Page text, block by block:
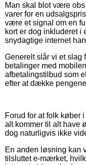
Man skal blot være
varer for en
være et signal om en
kort er dog inkluderet i
snydagtige internet
Generelt slår vi et slag
betalinger med
afbetalingstilbud som
efter at dække
Forud for at folk køber
alt kommer til alt have
dog naturligvis ikke
En anden løsning kan
tilsluttet e-mærket,